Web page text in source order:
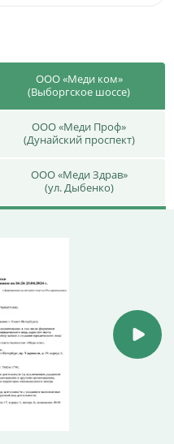
ООО «Меди ком»
(Выборгское шоссе)
ООО «Меди Проф»
(Дунайский проспект)
ООО «Меди Здрав»
(ул. Дыбенко)